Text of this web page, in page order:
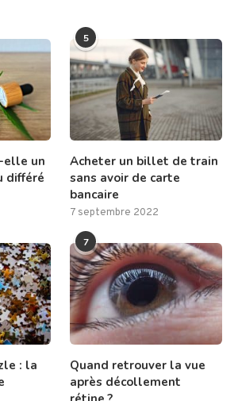
elle un
différé
5
Acheter un billet de train
sans avoir de carte
bancaire
7 septembre 2022
: la
7
Quand retrouver la vue
après décollement